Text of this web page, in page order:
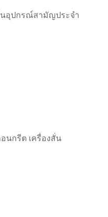
นอุปกรณ์สามัญประจำ
นกรีต เครื่องสั่น